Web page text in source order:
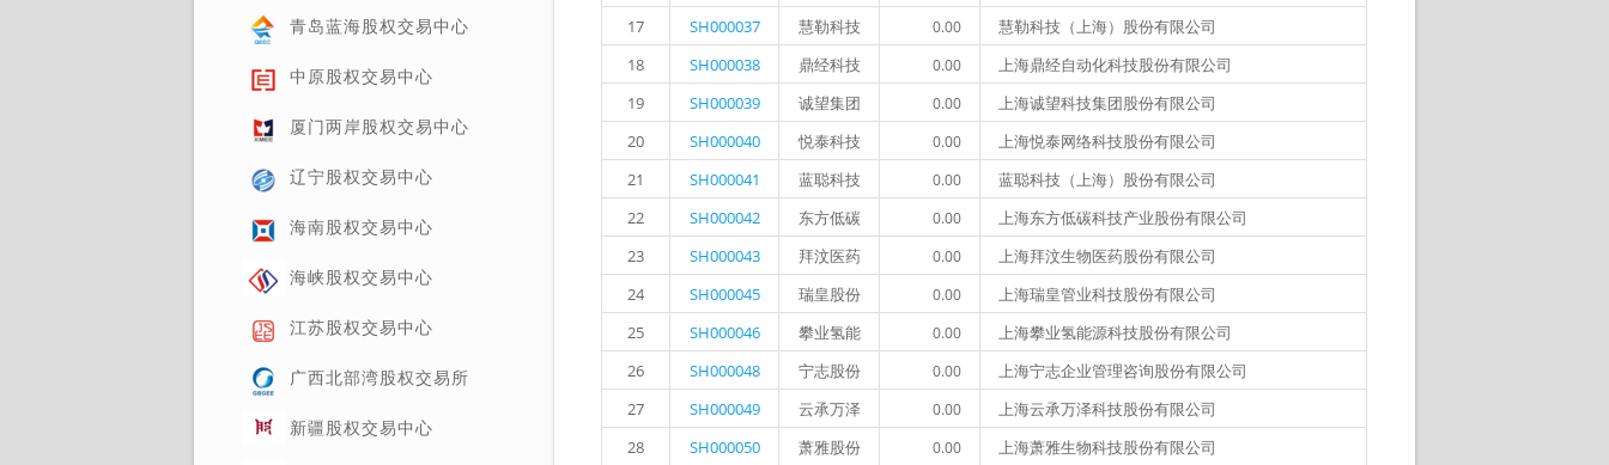
青岛蓝海股权交易中心
中原股权交易中心
厦门两岸股权交易中心
辽宁股权交易中心
海南股权交易中心
海峡股权交易中心
江苏股权交易中心
广西北部湾股权交易所
新疆股权交易中心
17
SH000037 慧勒科技 0.00
慧勒科技（上海）股份有限公司
18
SH000038 鼎经科技 0.00
上海鼎经自动化科技股份有限公司
19
SH000039 诚望集团 0.00
上海诚望科技集团股份有限公司
20
SH000040 悦泰科技 0.00
上海悦泰网络科技股份有限公司
21
SH000041 蓝聪科技 0.00
蓝聪科技（上海）股份有限公司
22
SH000042 东方低碳 0.00
上海东方低碳科技产业股份有限公司
23
SH000043 拜汶医药 0.00
上海拜汶生物医药股份有限公司
24
SH000045 瑞皇股份 0.00
上海瑞皇管业科技股份有限公司
25
SH000046 攀业氢能 0.00
上海攀业氢能源科技股份有限公司
26
SH000048 宁志股份 0.00
上海宁志企业管理咨询股份有限公司
27
SH000049 云承万泽 0.00
上海云承万泽科技股份有限公司
28
SH000050 萧雅股份 0.00
上海萧雅生物科技股份有限公司